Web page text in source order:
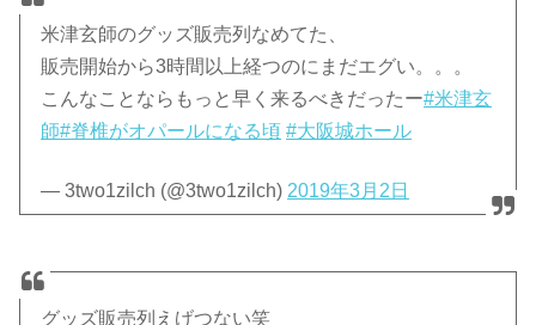
米津玄師のグッズ販売列なめてた、
販売開始から3時間以上経つのにまだエグい。。。
こんなことならもっと早く来るべきだったー#米津玄
師#脊椎がオパールになる頃 #大阪城ホール
— 3two1zilch (@3two1zilch) 2019年3月2日
グッズ販売列えげつない笑